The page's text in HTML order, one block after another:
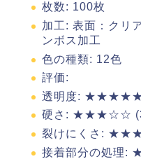
枚数: 100枚
加工: 表面：クリ
ンボス加工
色の種類: 12色
評価:
透明度: ★★★★★
硬さ: ★★★☆☆
裂けにくさ:
接着部分の処